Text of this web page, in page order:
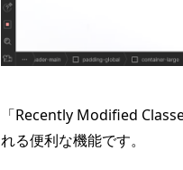
「Recently Modified
れる便利な機能です。